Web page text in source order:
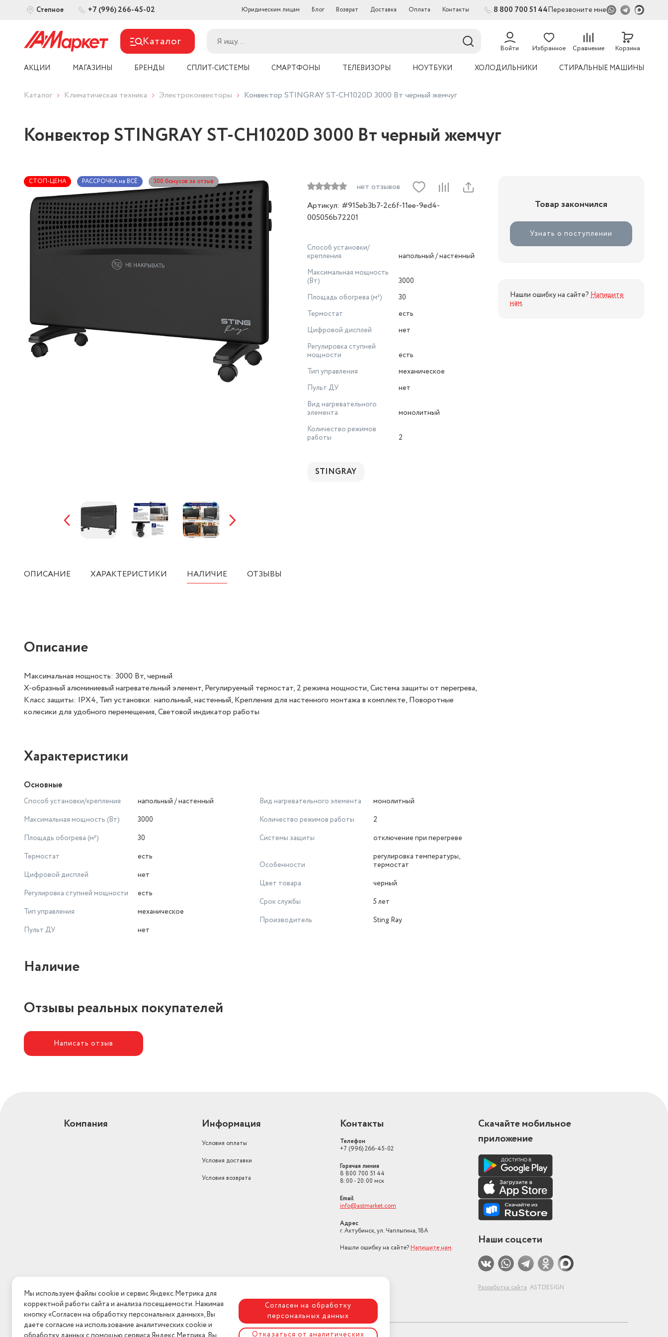
Степное +7 (996) 266-45-02 Юридическим лицам Блог Возврат Доставка Оплата Контакты 8 800 700 51 44Перезвоните мне
Каталог Войти Избранное Сравнение
54
Корзина
АКЦИИ МАГАЗИНЫ БРЕНДЫ СПЛИТ-СИСТЕМЫ СМАРТФОНЫ ТЕЛЕВИЗОРЫ НОУТБУКИ ХОЛОДИЛЬНИКИ СТИРАЛЬНЫЕ МАШИНЫ
Каталог Климатическая техника Электроконвекторы Конвектор STINGRAY ST-CH1020D 3000 Вт черный жемчуг
Конвектор STINGRAY ST-CH1020D 3000 Вт черный жемчуг
СТОП-ЦЕНА РАССРОЧКА на ВСЁ 300 бонусов за отзыв
нет отзывов
Артикул: #915eb3b7-2c6f-11ee-9ed4-
005056b72201
Способ установки/
крепления
напольный / настенный
Максимальная мощность
(Вт)
3000
Площадь обогрева (м²)
30
Термостат
есть
Цифровой дисплей
нет
Регулировка ступней
мощности
есть
Тип управления
механическое
Пульт ДУ
нет
Вид нагревательного
элемента
монолитный
Количество режимов
работы
2
STINGRAY
Товар закончился
Узнать о поступлении
Нашли ошибку на сайте? Напишите
нам.
ОПИСАНИЕ ХАРАКТЕРИСТИКИ НАЛИЧИЕ ОТЗЫВЫ
Описание
Максимальная мощность: 3000 Вт, черный
X-образный алюминиевый нагревательный элемент, Регулируемый термостат, 2 режима мощности, Система защиты от перегрева,
Класс защиты: IPX4, Тип установки: напольный, настенный, Крепления для настенного монтажа в комплекте, Поворотные
колесики для удобного перемещения, Световой индикатор работы
Характеристики
Основные
Способ установки/крепления
напольный / настенный
Максимальная мощность (Вт)
3000
Площадь обогрева (м²)
30
Термостат
есть
Цифровой дисплей
нет
Регулировка ступней мощности
есть
Тип управления
механическое
Пульт ДУ
нет
Вид нагревательного элемента
монолитный
Количество режимов работы
2
Системы защиты
отключение при перегреве
Особенности
регулировка температуры,
термостат
Цвет товара
черный
Срок службы
5 лет
Производитель
Sting Ray
Наличие
Отзывы реальных покупателей
Написать отзыв
Компания Информация
Условия оплаты
Условия доставки
Условия возврата
Контакты
Телефон
+7 (996) 266-45-02
Горячая линия
8 800 700 51 44
8:00 - 20:00 мск
Email
info@astmarket.com
Адрес
г. Ахтубинск, ул. Чаплыгина, 18А
Нашли ошибку на сайте? Напишите нам.
Скачайте мобильное
приложение
Наши соцсети
Разработка сайта ASTDESIGN
Мы используем файлы cookie и сервис Яндекс.Метрика для
корректной работы сайта и анализа посещаемости. Нажимая
кнопку «Согласен на обработку персональных данных», Вы
даете согласие на использование аналитических cookie и
Согласен на обработку
персональных данных
Отказаться от аналитических